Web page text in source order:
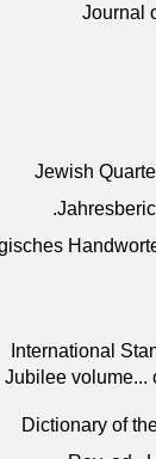
Journal
Jewish
International
volume...
Dictionary of